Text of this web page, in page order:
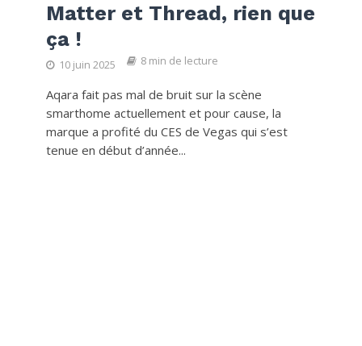
Matter et Thread, rien que
ça !
10 juin 2025 8 min de lecture
Aqara fait pas mal de bruit sur la scène
smarthome actuellement et pour cause, la
marque a profité du CES de Vegas qui s’est
tenue en début d’année...